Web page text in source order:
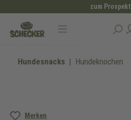
zum Prospekt
Hundesnacks Hundeknochen
Merken
Bildergalerie überspringen